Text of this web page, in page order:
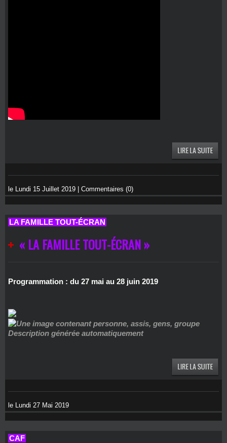
le Lundi 15 Juillet 2019 | Commentaires (0)
LA FAMILLE TOUT-ÉCRAN
« LA FAMILLE TOUT-ÉCRAN »
Programmation : du 27 mai au 28 juin 2019
le Lundi 27 Mai 2019
CAF